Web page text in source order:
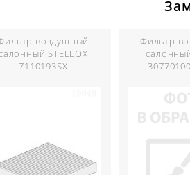
воздушный
STELLOX
7110193SX
Фильтр